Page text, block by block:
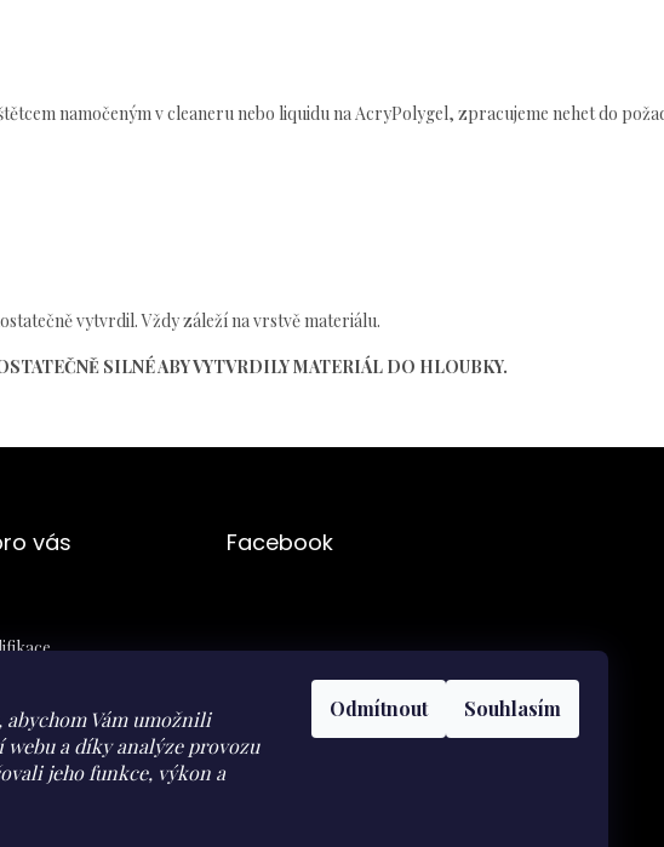
abychom Vám umožnili
a díky analýze provozu
jeho funkce, výkon a
Odmítnout Souhlasím
namočeným v cleaneru nebo liquidu na AcryPolygel, zpracujeme nehet do
vytvrdil. Vždy záleží na vrstvě materiálu.
SILNÉ ABY VYTVRDILY MATERIÁL DO HLOUBKY.
vás
údajů
Facebook